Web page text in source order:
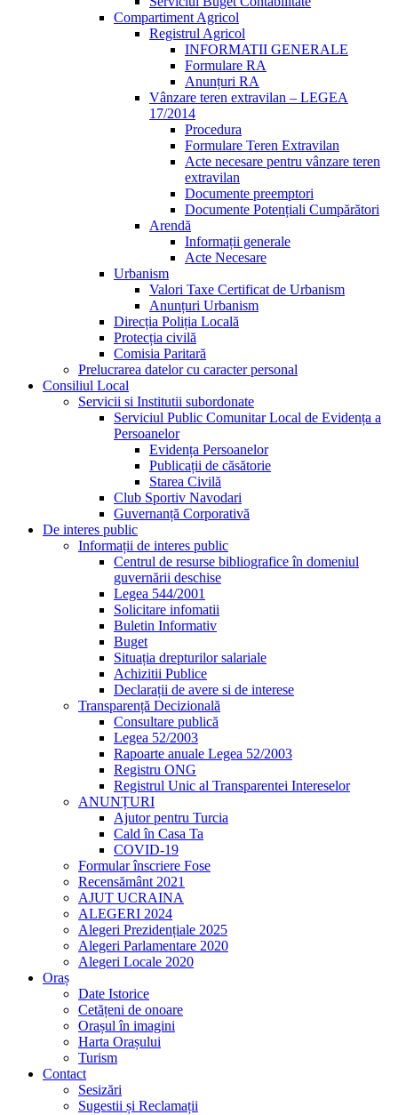
Compartiment Agricol
Registrul Agricol
INFORMATII GENERALE
Formulare RA
Anunțuri RA
Vânzare teren extravilan – LEGEA
17/2014
Procedura
Formulare Teren Extravilan
Acte necesare pentru vânzare teren
extravilan
Documente preemptori
Documente Potențiali Cumpărători
Arendă
Informații generale
Acte Necesare
Urbanism
Valori Taxe Certificat de Urbanism
Anunțuri Urbanism
Direcția Poliția Locală
Protecția civilă
Comisia Paritară
Prelucrarea datelor cu caracter personal
Consiliul Local
Servicii si Institutii subordonate
Serviciul Public Comunitar Local de Evidența a
Persoanelor
Evidența Persoanelor
Publicații de căsătorie
Starea Civilă
Club Sportiv Navodari
Guvernanță Corporativă
De interes public
Informații de interes public
Centrul de resurse bibliografice în domeniul
guvernării deschise
Legea 544/2001
Solicitare infomatii
Buletin Informativ
Buget
Situația drepturilor salariale
Achizitii Publice
Declarații de avere si de interese
Transparență Decizională
Consultare publică
Legea 52/2003
Rapoarte anuale Legea 52/2003
Registru ONG
Registrul Unic al Transparentei Intereselor
ANUNȚURI
Ajutor pentru Turcia
Cald în Casa Ta
COVID-19
Formular înscriere Fose
Recensământ 2021
AJUT UCRAINA
ALEGERI 2024
Alegeri Prezidențiale 2025
Alegeri Parlamentare 2020
Alegeri Locale 2020
Oraș
Date Istorice
Cetățeni de onoare
Orașul în imagini
Harta Orașului
Turism
Contact
Sesizări
Sugestii și Reclamații